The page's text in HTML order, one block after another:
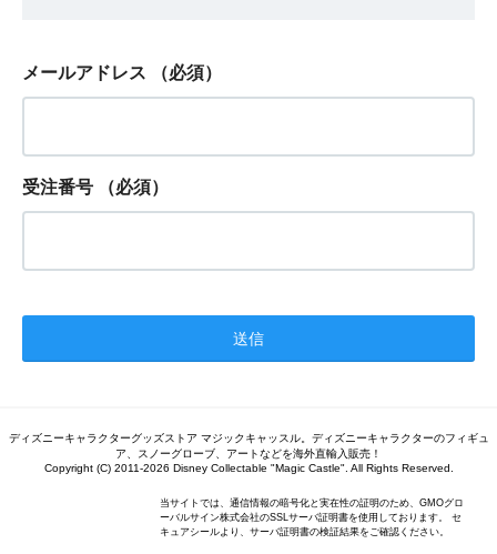
メールアドレス （必須）
受注番号 （必須）
ディズニーキャラクターグッズストア マジックキャッスル。ディズニーキャラクターのフィギュ
ア、スノーグローブ、アートなどを海外直輸入販売！
Copyright (C) 2011-2026 Disney Collectable "Magic Castle". All Rights Reserved.
当サイトでは、通信情報の暗号化と実在性の証明のため、GMOグロ
ーバルサイン株式会社のSSLサーバ証明書を使用しております。 セ
キュアシールより、サーバ証明書の検証結果をご確認ください。